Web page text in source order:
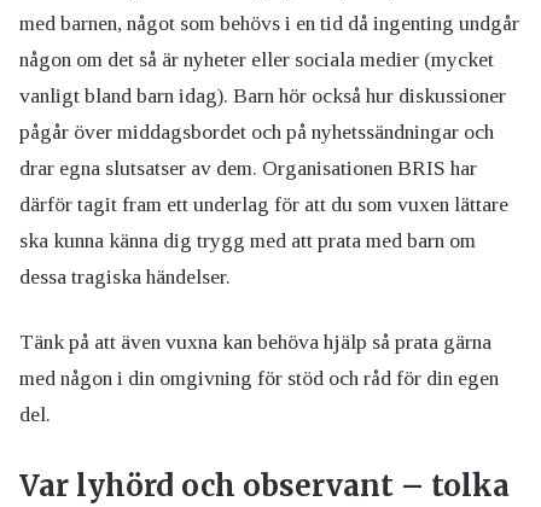
med barnen, något som behövs i en tid då ingenting undgår
någon om det så är nyheter eller sociala medier (mycket
vanligt bland barn idag). Barn hör också hur diskussioner
pågår över middagsbordet och på nyhetssändningar och
drar egna slutsatser av dem. Organisationen BRIS har
därför tagit fram ett underlag för att du som vuxen lättare
ska kunna känna dig trygg med att prata med barn om
dessa tragiska händelser.
Tänk på att även vuxna kan behöva hjälp så prata gärna
med någon i din omgivning för stöd och råd för din egen
del.
Var lyhörd och observant – tolka